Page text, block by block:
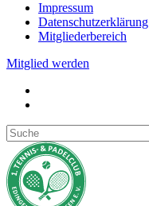
Impressum
Datenschutzerklärung
Mitgliederbereich
Mitglied werden